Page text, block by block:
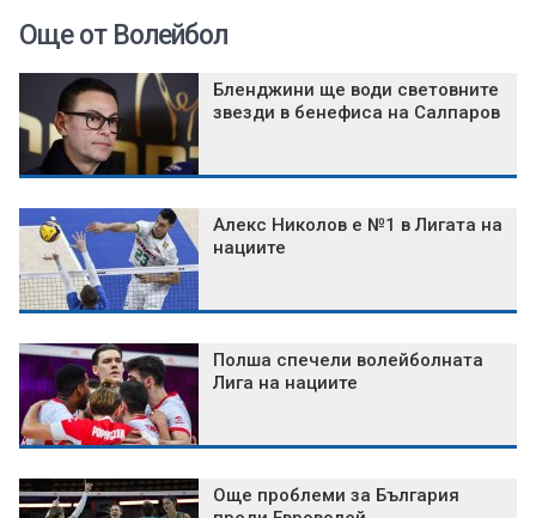
Още от Волейбол
Бленджини ще води световните
звезди в бенефиса на Салпаров
Алекс Николов е №1 в Лигата на
нациите
Полша спечели волейболната
Лига на нациите
Още проблеми за България